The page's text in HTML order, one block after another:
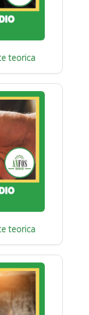
teorica
teorica